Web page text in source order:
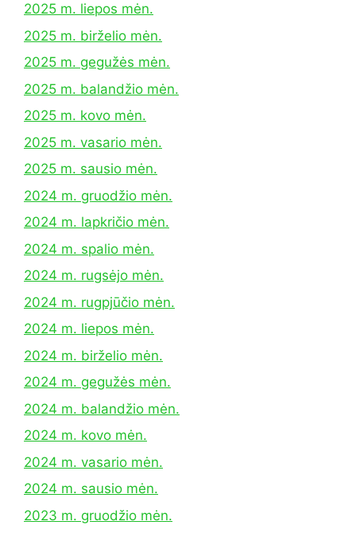
2025 m. liepos mėn.
2025 m. birželio mėn.
2025 m. gegužės mėn.
2025 m. balandžio mėn.
2025 m. kovo mėn.
2025 m. vasario mėn.
2025 m. sausio mėn.
2024 m. gruodžio mėn.
2024 m. lapkričio mėn.
2024 m. spalio mėn.
2024 m. rugsėjo mėn.
2024 m. rugpjūčio mėn.
2024 m. liepos mėn.
2024 m. birželio mėn.
2024 m. gegužės mėn.
2024 m. balandžio mėn.
2024 m. kovo mėn.
2024 m. vasario mėn.
2024 m. sausio mėn.
2023 m. gruodžio mėn.